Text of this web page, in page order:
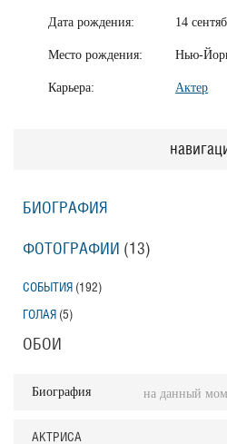
Дата рождения: 14
Место рождения: Нью-
Карьера: Актер
БИОГРАФИЯ
ФОТОГРАФИИ (13)
СОБЫТИЯ (192)
ГОЛАЯ (5)
ОБОИ
Биография на данный
АКТРИСА